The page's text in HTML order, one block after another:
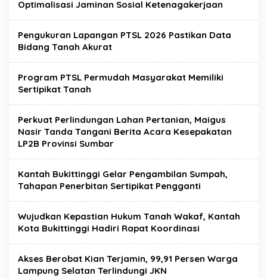
Optimalisasi Jaminan Sosial Ketenagakerjaan
Pengukuran Lapangan PTSL 2026 Pastikan Data
Bidang Tanah Akurat
Program PTSL Permudah Masyarakat Memiliki
Sertipikat Tanah
Perkuat Perlindungan Lahan Pertanian, Maigus
Nasir Tanda Tangani Berita Acara Kesepakatan
LP2B Provinsi Sumbar
Kantah Bukittinggi Gelar Pengambilan Sumpah,
Tahapan Penerbitan Sertipikat Pengganti
Wujudkan Kepastian Hukum Tanah Wakaf, Kantah
Kota Bukittinggi Hadiri Rapat Koordinasi
Akses Berobat Kian Terjamin, 99,91 Persen Warga
Lampung Selatan Terlindungi JKN